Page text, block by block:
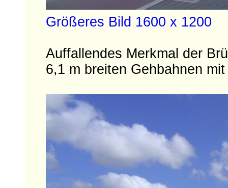
Größeres Bild 1600 x 1200
Auffallendes Merkmal der
6,1 m breiten Gehbahnen